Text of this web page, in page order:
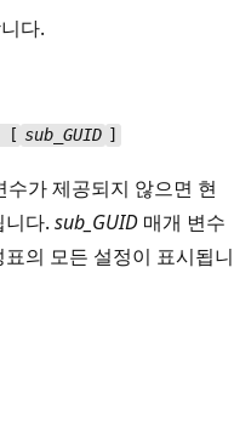
다.
[ sub_GUID ]
수가 제공되지 않으면 현
다. sub_GUID 매개 변수
의 모든 설정이 표시됩니